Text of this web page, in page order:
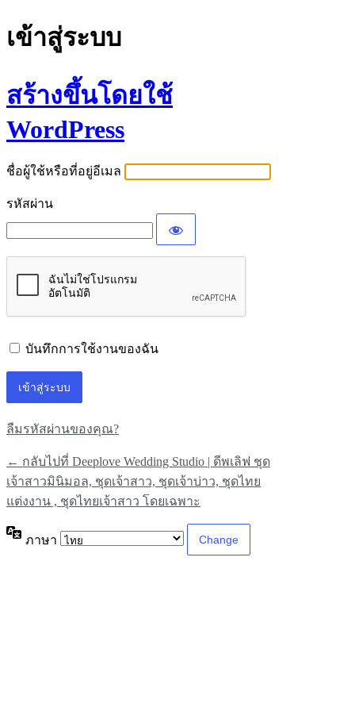
เข้าสู่ระบบ
สร้างขึ้นโดยใช้
WordPress
ชื่อผู้ใช้หรือที่อยู่อีเมล
รหัสผ่าน
บันทึกการใช้งานของฉัน
ลืมรหัสผ่านของคุณ?
← กลับไปที่ Deeplove Wedding Studio | ดีพเลิฟ ชุด
เจ้าสาวมินิมอล, ชุดเจ้าสาว, ชุดเจ้าบ่าว, ชุดไทย
แต่งงาน , ชุดไทยเจ้าสาว โดยเฉพาะ
ภาษา